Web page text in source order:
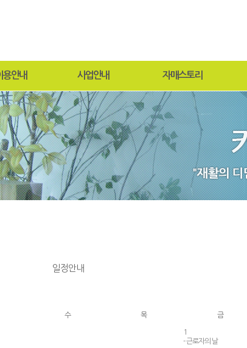
용안내
퇴원절차
아오시는길
회재활서비스
사업안내
연중행사
프로그램
자매스토리
원보방
일정안내
수 목 금
1
- 근로자의 날